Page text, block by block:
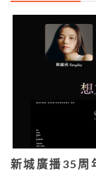
新城廣播35